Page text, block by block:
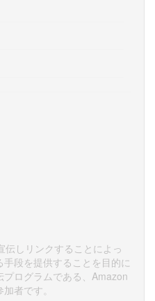
しリンクすることによっ
段を提供することを目的に
ログラムである、Amazon
者です。